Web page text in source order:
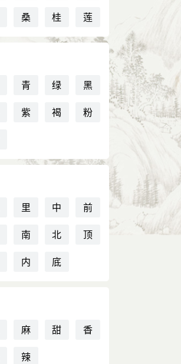
桑 桂 莲
青 绿
黑
紫 褐
粉
里 中
前
南 北
顶
内 底
麻 甜
香
辣